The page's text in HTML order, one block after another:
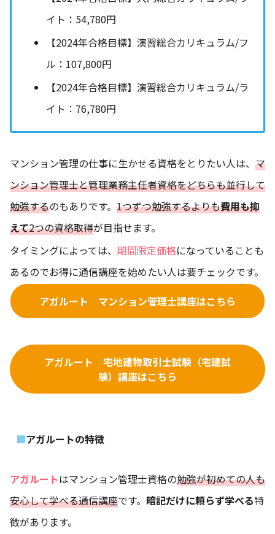
イト：54,780円
【2024年合格目標】演習総合カリキュラム/フ
ル：107,800円
【2024年合格目標】演習総合カリキュラム/ラ
イト：76,780円
マンション管理の仕事に生かせる資格をとりたい人は、 マ
ンション管理士と管理業務主任者資格をどちらも並行して
勉強するのもありです。 1つずつ勉強するよりも費用も抑
えて2つの資格取得が目指せます。
タイミングによっては、 期間限定価格になっていることも
あるのでお得に通信講座を始めたい人は要チェックです。
アガルート マンション管理士講座はこちら
アガルート 宅地建物取引士試験（宅建試
験）講座はこちら
アガルートの特徴
アガルートはマンション管理士資格の勉強が初めての人も
安心して学べる通信講座です。 暗記だけに頼らず学べる特
徴があります。